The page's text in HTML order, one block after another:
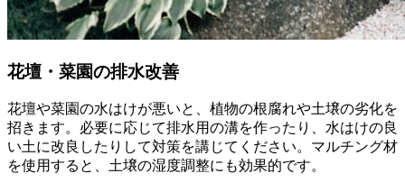
花壇・菜園の排水改善
花壇や菜園の水はけが悪いと、植物の根腐れや土壌の劣化を
招きます。必要に応じて排水用の溝を作ったり、水はけの良
い土に改良したりして対策を講じてください。マルチング材
を使用すると、土壌の湿度調整にも効果的です。